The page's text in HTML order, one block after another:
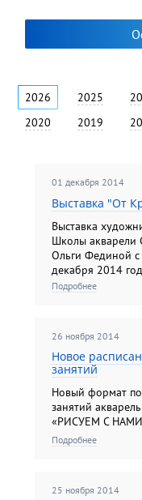
2026 2025
2020
2019
01 декабря 2014
Выставка "От
Выставка
Школы акварели
Ольги Фединой
декабря 2014
Художественной
Подробнее
26 ноября 2014
Новое
занятий
Новый формат
занятий
«РИСУЕМ С
КЛАСС плюс
Подробнее
25 ноября 2014